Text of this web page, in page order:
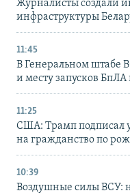
Журналисты создали
инфраструктуры
11:45
В Генеральном штабе
и месту запусков
11:25
США: Трамп подписал
на гражданство по
10:39
Воздушные силы ВСУ: